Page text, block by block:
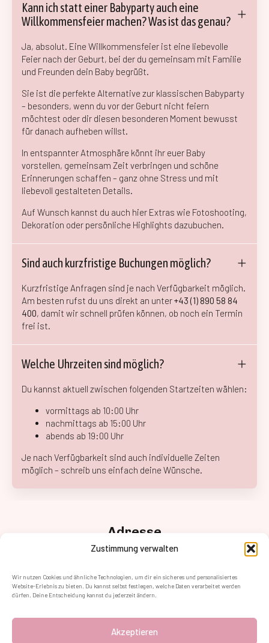
Zustimmung verwalten
Wir nutzen Cookies und ähnliche Technologien, um dir ein sicheres und personalisiertes
Website-Erlebnis zu bieten. Du kannst selbst festlegen, welche Daten verarbeitet werden
dürfen. Deine Entscheidung kannst du jederzeit ändern.
Akzeptieren
Kann ich statt einer Babyparty auch eine
Willkommensfeier machen? Was ist das genau?
Ja, absolut. Eine Willkommensfeier ist eine liebevolle
Feier nach der Geburt, bei der du gemeinsam mit Familie
und Freunden dein Baby begrüßt.
Sie ist die perfekte Alternative zur klassischen Babyparty
– besonders, wenn du vor der Geburt nicht feiern
möchtest oder dir diesen besonderen Moment bewusst
für danach aufheben willst.
In entspannter Atmosphäre könnt ihr euer Baby
vorstellen, gemeinsam Zeit verbringen und schöne
Erinnerungen schaffen – ganz ohne Stress und mit
liebevoll gestalteten Details.
Auf Wunsch kannst du auch hier Extras wie Fotoshooting,
Dekoration oder persönliche Highlights dazubuchen.
Sind auch kurzfristige Buchungen möglich?
Kurzfristige Anfragen sind je nach Verfügbarkeit möglich.
Am besten rufst du uns direkt an unter+43 (1) 890 58 84
400, damit wir schnell prüfen können, ob noch ein Termin
frei ist.
Welche Uhrzeiten sind möglich?
Du kannst aktuell zwischen folgenden Startzeiten wählen:
vormittags ab 10:00 Uhr
nachmittags ab 15:00 Uhr
abends ab 19:00 Uhr
Je nach Verfügbarkeit sind auch individuelle Zeiten
möglich – schreib uns einfach deine Wünsche.
Adresse
Anton-Baumgartner Str. 125/2/02,
Kontakt
+43 (1) 8905884 – 400
Follow Us